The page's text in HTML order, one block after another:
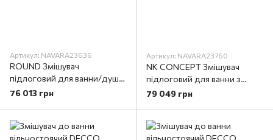
Артикул: NAVARA23636
ROUND Змішувач
підлоговий для ванни/душу
зі шлангом 150 см та ручним
76 013 грн
Артикул: NAVARA23760
NK CONCEPT Змішувач
підлоговий для ванни з
шлангом 150см + ручний
79 049 грн